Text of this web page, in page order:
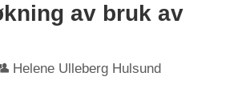
av bruk av
Helene Ulleberg Hulsund